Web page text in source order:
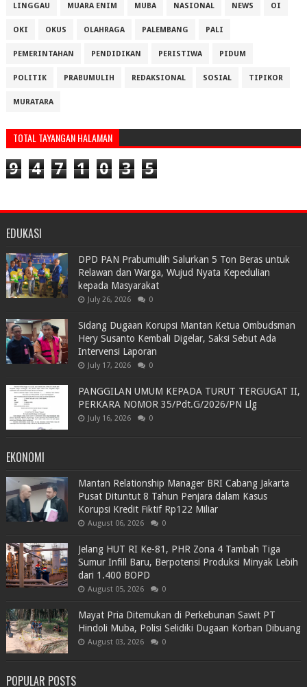
LINGGAU MUARA ENIM MUBA NASIONAL NEWS OI
OKI OKUS OLAHRAGA PALEMBANG PALI
PEMERINTAHAN PENDIDIKAN PERISTIWA PIDUM
POLITIK PRABUMULIH REDAKSIONAL SOSIAL TIPIKOR
MURATARA
TOTAL TAYANGAN HALAMAN
9 4 7 1 0 3 5
EDUKASI
DPD PAN Prabumulih Salurkan 5 Ton Beras untuk
Relawan dan Warga, Wujud Nyata Kepedulian
kepada Masyarakat
July 26, 2026 0
Sidang Dugaan Korupsi Mantan Ketua Ombudsman
Hery Susanto Kembali Digelar, Saksi Sebut Ada
Intervensi Laporan
July 17, 2026 0
PANGGILAN UMUM KEPADA TURUT TERGUGAT II,
PERKARA NOMOR 35/Pdt.G/2026/PN Llg
July 16, 2026 0
EKONOMI
Mantan Relationship Manager BRI Cabang Jakarta
Pusat Dituntut 8 Tahun Penjara dalam Kasus
Korupsi Kredit Fiktif Rp122 Miliar
August 06, 2026 0
Jelang HUT RI Ke-81, PHR Zona 4 Tambah Tiga
Sumur Infill Baru, Berpotensi Produksi Minyak Lebih
dari 1.400 BOPD
August 05, 2026 0
Mayat Pria Ditemukan di Perkebunan Sawit PT
Hindoli Muba, Polisi Selidiki Dugaan Korban Dibuang
August 03, 2026 0
POPULAR POSTS